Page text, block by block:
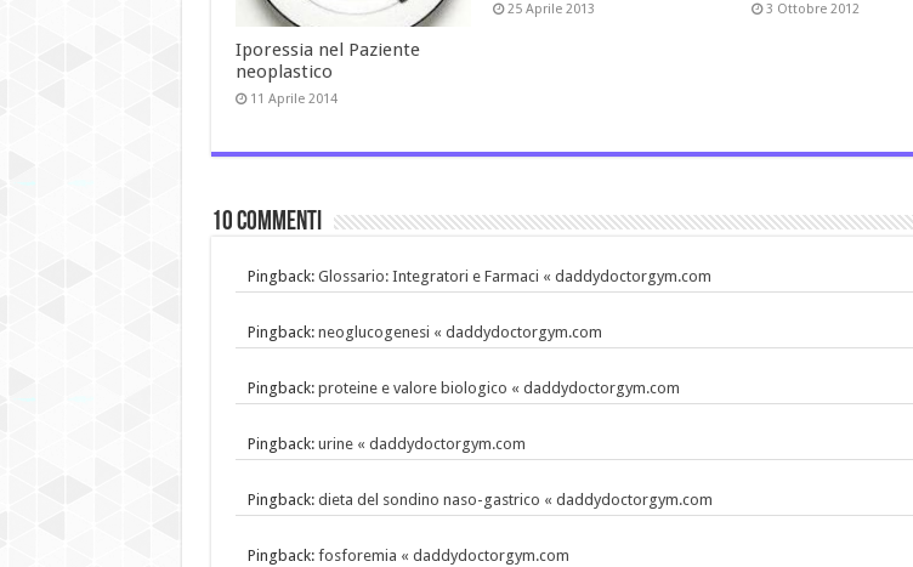
Iporessia nel Paziente
neoplastico
11 Aprile 2014
25 Aprile 2013 3 Ottobre 2012
10 commenti
Pingback: Glossario: Integratori e Farmaci « daddydoctorgym.com
Pingback: neoglucogenesi « daddydoctorgym.com
Pingback: proteine e valore biologico « daddydoctorgym.com
Pingback: urine « daddydoctorgym.com
Pingback: dieta del sondino naso-gastrico « daddydoctorgym.com
Pingback: fosforemia « daddydoctorgym.com